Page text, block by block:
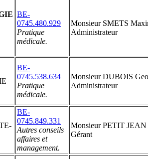
BE-
0745.480.929
Pratique
médicale.
Monsieur SMETS
Administrateur
BE-
0745.538.634
Pratique
médicale.
Monsieur DUBOIS
Administrateur
BE-
0745.849.331
Autres conseils
affaires et
management.
Monsieur PETIT
Gérant